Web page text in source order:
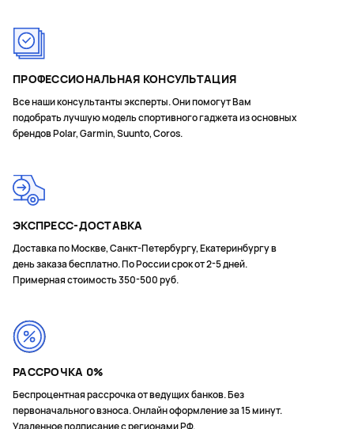
Динамика для лыжников
Вычисление калорий на основе сердечного ритма
Мощность бега
Подъем/спуск
Планировщик подъемов ClimbPro
Сегменты Garmin
Готовность к тренировке
Общая тренировочная нагрузка за последние 7 дней
Функция Load Focus (Оценка нагрузки)
Шаги
Калории
Дыхательные упражнения
ПРОФЕССИОНАЛЬНАЯ КОНСУЛЬТАЦИЯ
Все наши консультанты эксперты. Они помогут Вам
подобрать лучшую модель спортивного гаджета из основных
брендов Polar, Garmin, Suunto, Coros.
ЭКСПРЕСС-ДОСТАВКА
Доставка по Москве, Санкт-Петербургу, Екатеринбургу в
день заказа бесплатно. По России срок от 2-5 дней.
Примерная стоимость 350-500 руб.
РАССРОЧКА 0%
Беспроцентная рассрочка от ведущих банков. Без
первоначального взноса. Онлайн оформление за 15 минут.